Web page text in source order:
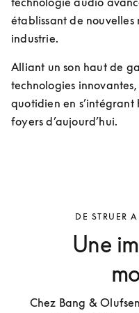
établissant de nouvelles
industrie.
Alliant un son haut de
technologies
quotidien en s’intégrant
foyers d’aujourd’hui.
DE STRUER
Une
Chez Bang &